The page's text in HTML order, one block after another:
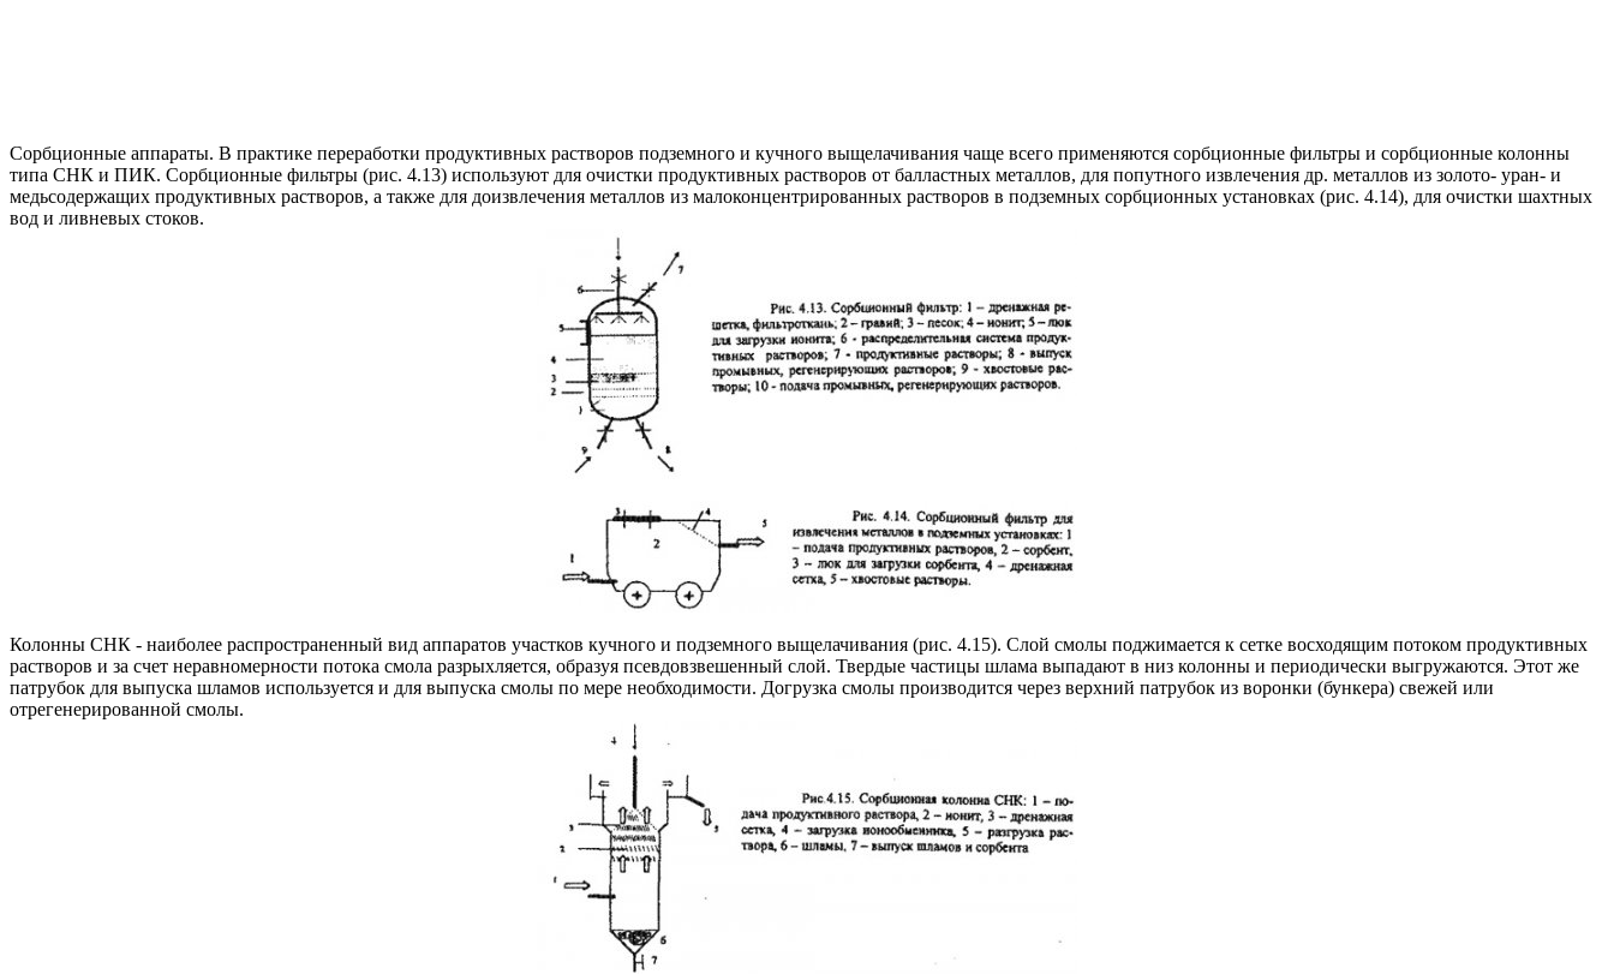
Сорбционные аппараты. В практике переработки продуктивных растворов подземного и кучного выщелачивания чаще всего применяются сорбционные фильтры и сорбционные колонны
типа СНК и ПИК. Сорбционные фильтры (рис. 4.13) используют для очистки продуктивных растворов от балластных металлов, для попутного извлечения др. металлов из золото- уран- и
медьсодержащих продуктивных растворов, а также для доизвлечения металлов из малоконцентрированных растворов в подземных сорбционных установках (рис. 4.14), для очистки шахтных
вод и ливневых стоков.
Колонны СНК - наиболее распространенный вид аппаратов участков кучного и подземного выщелачивания (рис. 4.15). Слой смолы поджимается к сетке восходящим потоком продуктивных
растворов и за счет неравномерности потока смола разрыхляется, образуя псевдовзвешенный слой. Твердые частицы шлама выпадают в низ колонны и периодически выгружаются. Этот же
патрубок для выпуска шламов используется и для выпуска смолы по мере необходимости. Догрузка смолы производится через верхний патрубок из воронки (бункера) свежей или
отрегенерированной смолы.